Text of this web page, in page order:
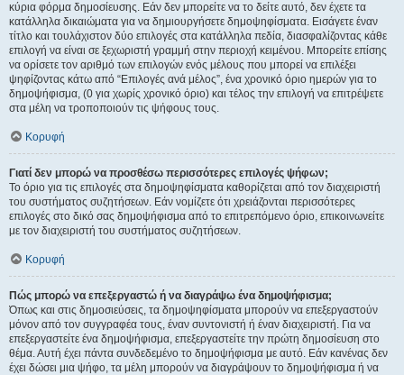
κύρια φόρμα δημοσίευσης. Εάν δεν μπορείτε να το δείτε αυτό, δεν έχετε τα
κατάλληλα δικαιώματα για να δημιουργήσετε δημοψηφίσματα. Εισάγετε έναν
τίτλο και τουλάχιστον δύο επιλογές στα κατάλληλα πεδία, διασφαλίζοντας κάθε
επιλογή να είναι σε ξεχωριστή γραμμή στην περιοχή κειμένου. Μπορείτε επίσης
να ορίσετε τον αριθμό των επιλογών ενός μέλους που μπορεί να επιλέξει
ψηφίζοντας κάτω από “Επιλογές ανά μέλος”, ένα χρονικό όριο ημερών για το
δημοψήφισμα, (0 για χωρίς χρονικό όριο) και τέλος την επιλογή να επιτρέψετε
στα μέλη να τροποποιούν τις ψήφους τους.
Κορυφή
Γιατί δεν μπορώ να προσθέσω περισσότερες επιλογές ψήφων;
Το όριο για τις επιλογές στα δημοψηφίσματα καθορίζεται από τον διαχειριστή
του συστήματος συζητήσεων. Εάν νομίζετε ότι χρειάζονται περισσότερες
επιλογές στο δικό σας δημοψήφισμα από το επιτρεπόμενο όριο, επικοινωνείτε
με τον διαχειριστή του συστήματος συζητήσεων.
Κορυφή
Πώς μπορώ να επεξεργαστώ ή να διαγράψω ένα δημοψήφισμα;
Όπως και στις δημοσιεύσεις, τα δημοψηφίσματα μπορούν να επεξεργαστούν
μόνον από τον συγγραφέα τους, έναν συντονιστή ή έναν διαχειριστή. Για να
επεξεργαστείτε ένα δημοψήφισμα, επεξεργαστείτε την πρώτη δημοσίευση στο
θέμα. Αυτή έχει πάντα συνδεδεμένο το δημοψήφισμα με αυτό. Εάν κανένας δεν
έχει δώσει μια ψήφο, τα μέλη μπορούν να διαγράψουν το δημοψήφισμα ή να